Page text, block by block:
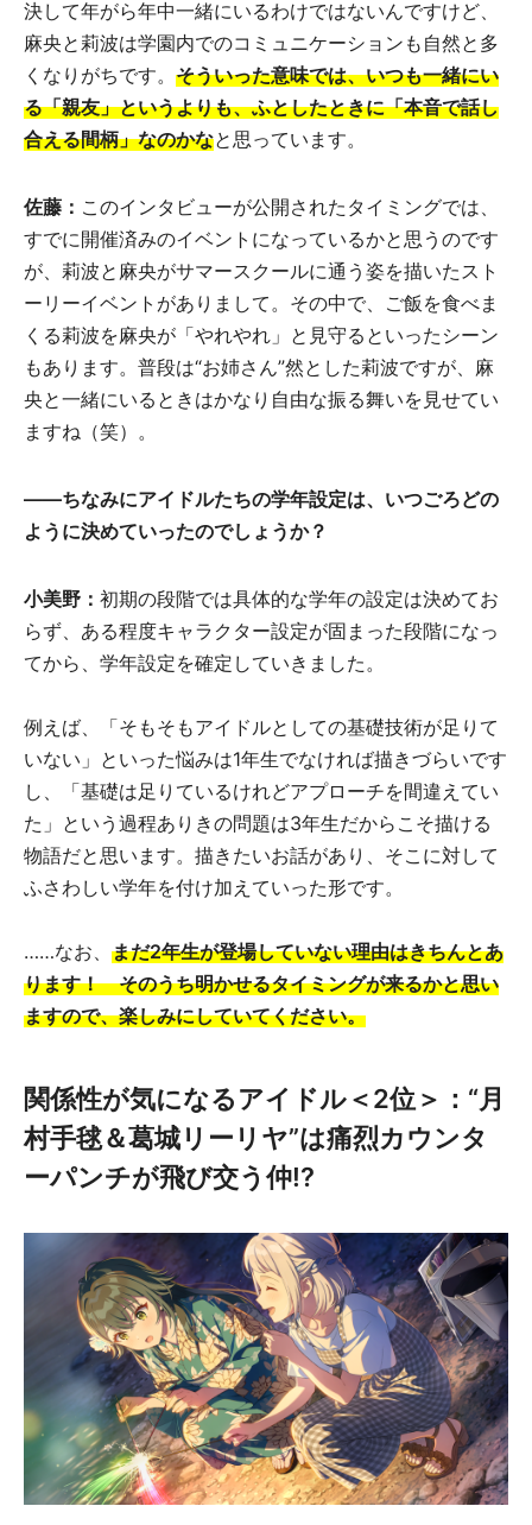
決して年がら年中一緒にいるわけではないんですけど、
麻央と莉波は学園内でのコミュニケーションも自然と多
くなりがちです。 そういった意味では、いつも一緒にい
る「親友」というよりも、ふとしたときに「本音で話し
合える間柄」なのかなと思っています。
佐藤： このインタビューが公開されたタイミングでは、
すでに開催済みのイベントになっているかと思うのです
が、莉波と麻央がサマースクールに通う姿を描いたスト
ーリーイベントがありまして。その中で、ご飯を食べま
くる莉波を麻央が「やれやれ」と見守るといったシーン
もあります。普段は“お姉さん”然とした莉波ですが、麻
央と一緒にいるときはかなり自由な振る舞いを見せてい
ますね（笑）。
――ちなみにアイドルたちの学年設定は、いつごろどの
ように決めていったのでしょうか？
小美野： 初期の段階では具体的な学年の設定は決めてお
らず、ある程度キャラクター設定が固まった段階になっ
てから、学年設定を確定していきました。
例えば、「そもそもアイドルとしての基礎技術が足りて
いない」といった悩みは1年生でなければ描きづらいです
し、「基礎は足りているけれどアプローチを間違えてい
た」という過程ありきの問題は3年生だからこそ描ける
物語だと思います。描きたいお話があり、そこに対して
ふさわしい学年を付け加えていった形です。
……なお、 まだ2年生が登場していない理由はきちんとあ
ります！ そのうち明かせるタイミングが来るかと思い
ますので、楽しみにしていてください。
関係性が気になるアイドル＜2位＞：“月
村手毬＆葛城リーリヤ”は痛烈カウンタ
ーパンチが飛び交う仲!?